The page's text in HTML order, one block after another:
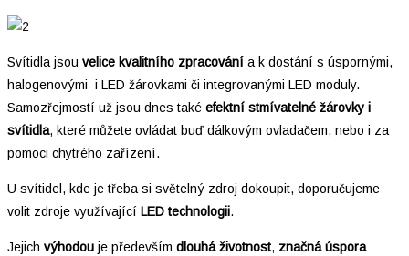
Svítidla jsou velice kvalitního zpracování a k dostání s úspornými,
halogenovými i LED žárovkami či integrovanými LED moduly.
Samozřejmostí už jsou dnes také efektní stmívatelné žárovky i
svítidla, které můžete ovládat buď dálkovým ovladačem, nebo i za
pomoci chytrého zařízení.
U svítidel, kde je třeba si světelný zdroj dokoupit, doporučujeme
volit zdroje využívající LED technologii.
Jejich výhodou je především dlouhá životnost, značná úspora